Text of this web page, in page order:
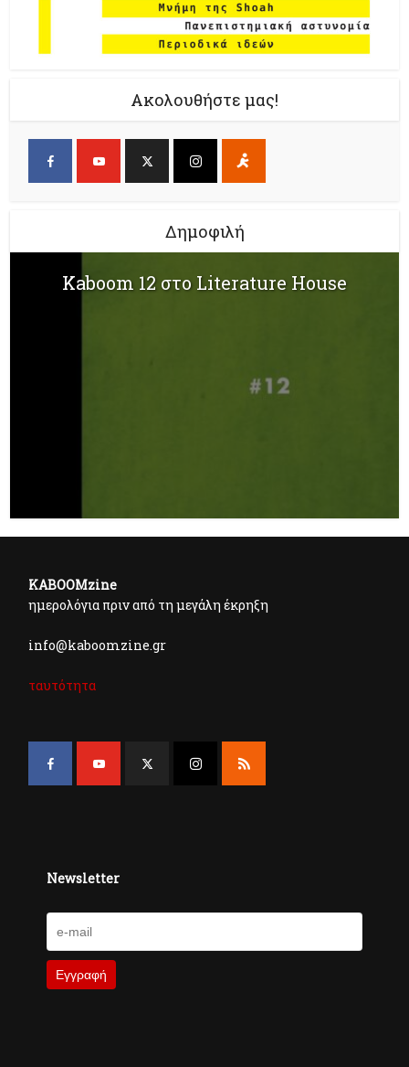
Ακολουθήστε μας!
Δημοφιλή
Kaboom 12 στο Literature House
KABOOMzine
ημερολόγια πριν από τη μεγάλη έκρηξη
info@kaboomzine.gr
ταυτότητα
Newsletter